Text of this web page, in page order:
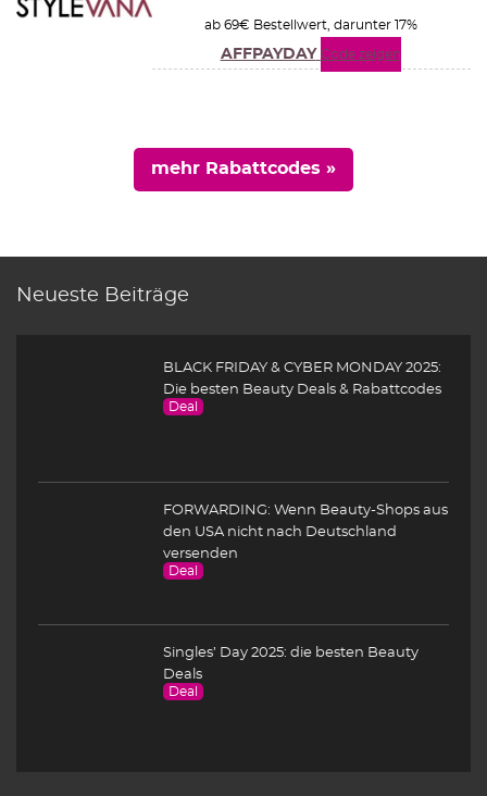
ab 69€ Bestellwert, darunter 17%
AFFPAYDAY Code zeigen
mehr Rabattcodes »
Neueste Beiträge
BLACK FRIDAY & CYBER MONDAY 2025:
Die besten Beauty Deals & Rabattcodes
Deal
FORWARDING: Wenn Beauty-Shops aus
den USA nicht nach Deutschland
versenden
Deal
Singles’ Day 2025: die besten Beauty
Deals
Deal